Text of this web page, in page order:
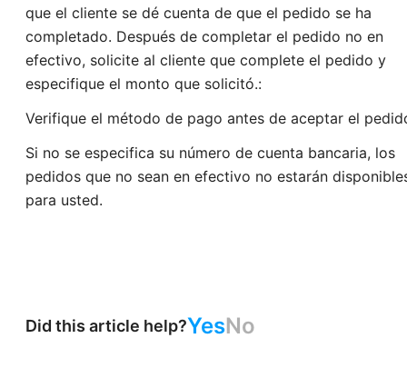
que el cliente se dé cuenta de que el pedido se ha
completado. Después de completar el pedido no en
efectivo, solicite al cliente que complete el pedido y
especifique el monto que solicitó.:
Verifique el método de pago antes de aceptar el
Si no se especifica su número de cuenta bancaria, los
pedidos que no sean en efectivo no estarán
para usted.
Did this article help?YesNo